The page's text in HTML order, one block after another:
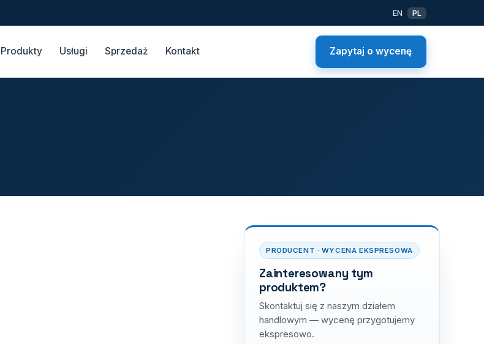
EN PL
Produkty Usługi Sprzedaż Kontakt Zapytaj o wycenę
PRODUCENT · WYCENA EKSPRESOWA
Zainteresowany tym
produktem?
Skontaktuj się z naszym działem
handlowym — wycenę przygotujemy
ekspresowo.